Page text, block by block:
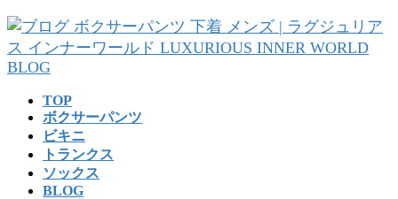
コ
ン
テ
ン
ナ
ビ
ゲ
ー
TOP
ボクサーパンツ
ビキニ
トランクス
ソックス
BLOG